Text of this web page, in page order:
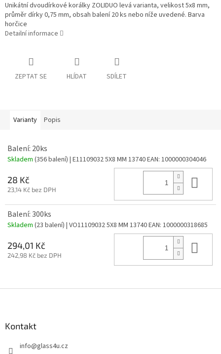
Unikátní dvoudírkové korálky ZOLIDUO levá varianta, velikost 5x8 mm,
průměr dírky 0,75 mm, obsah balení 20 ks nebo níže uvedené. Barva
horčice
Detailní informace
ZEPTAT SE HLÍDAT SDÍLET
Varianty Popis
Balení: 20ks
Skladem (356 balení) | E11109032 5X8 MM 13740EAN: 1000000304046
28 Kč
23,14 Kč bez DPH
Balení: 300ks
Skladem (23 balení) | VO11109032 5X8 MM 13740EAN: 1000000318685
294,01 Kč
242,98 Kč bez DPH
Kontakt
info@glass4u.cz